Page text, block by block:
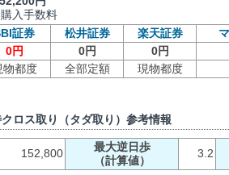
入手数料
証券 松井証券 楽天証券
0円 0円 0円
物都度 全部定額 現物都度
クロス取り（タダ取り）参考情報
152,800
最大逆日歩
（計算値）
3.2